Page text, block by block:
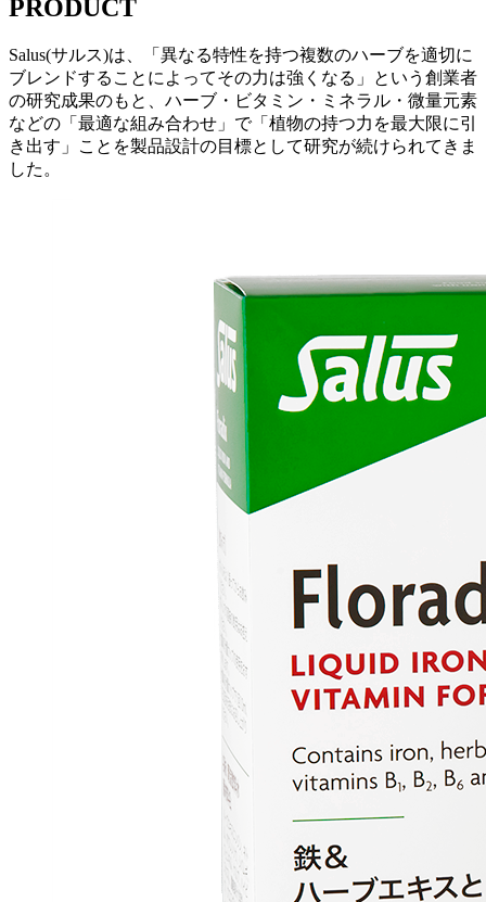
PRODUCT
Salus(サルス)は、「異なる特性を持つ複数のハーブを適切に
ブレンドすることによってその力は強くなる」という創業者
の研究成果のもと、ハーブ・ビタミン・ミネラル・微量元素
などの「最適な組み合わせ」で「植物の持つ力を最大限に引
き出す」ことを製品設計の目標として研究が続けられてきま
した。